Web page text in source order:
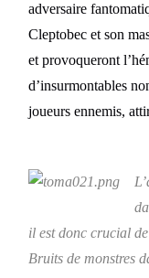
adversaire
Cleptobec et son
et provoqueront
d’insurmontables
joueurs ennemis,
il est donc crucial
Bruits de monstres